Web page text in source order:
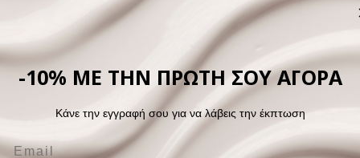
-10% ΜΕ ΤΗΝ ΠΡΩΤΗ ΣΟΥ ΑΓΟΡΑ
Κάνε την εγγραφή σου για να λάβεις την έκπτωση